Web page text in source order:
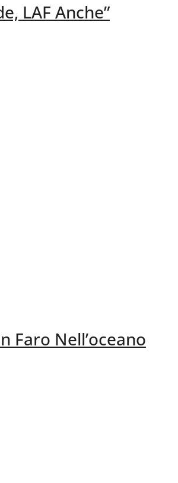
LAF Anche”
Faro Nell’oceano